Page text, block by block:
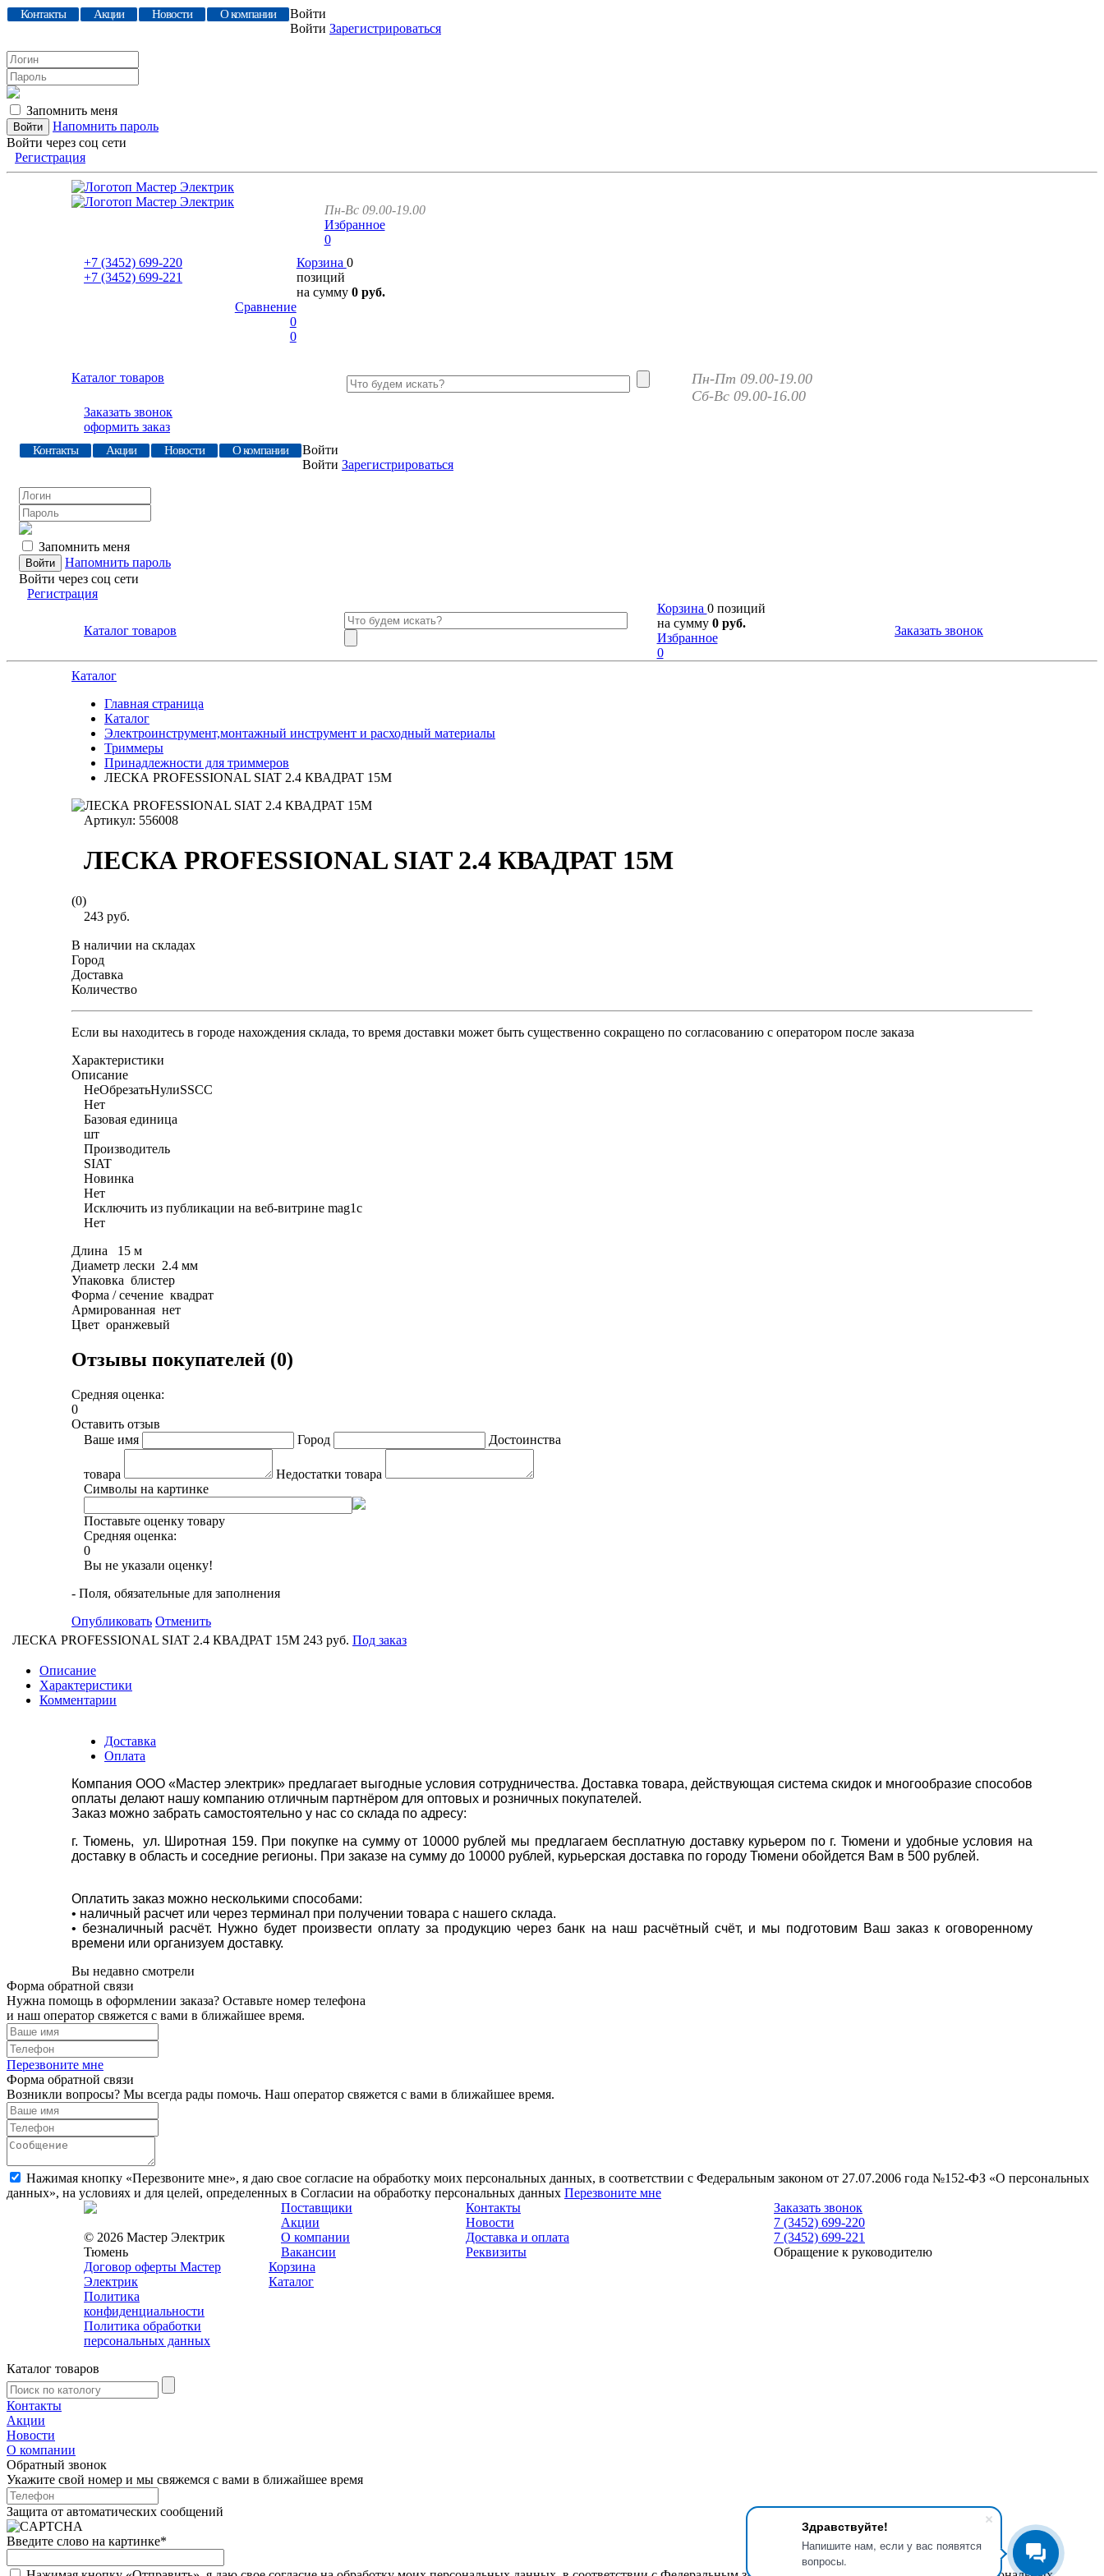
Здравствуйте!
Напишите нам, если у вас появятся
вопросы.
Контакты Акции Новости О компании
Войти
Войти Зарегистрироваться
Запомнить меня
Напомнить пароль
Войти через соц сети
Регистрация
Пн-Вс 09.00-19.00
Избранное
0
+7 (3452) 699-220
+7 (3452) 699-221
Корзина 0
позиций
на сумму 0 руб.
Сравнение
0
0
Каталог товаров
Пн-Пт 09.00-19.00
Сб-Вс 09.00-16.00
Заказать звонок
оформить заказ
Контакты Акции Новости О компании
Войти
Войти Зарегистрироваться
Запомнить меня
Напомнить пароль
Войти через соц сети
Регистрация
Каталог товаров
Корзина 0 позиций
на сумму 0 руб.
Избранное
0
Заказать звонок
Каталог
Главная страница
Каталог
Электроинструмент,монтажный инструмент и расходный материалы
Триммеры
Принадлежности для триммеров
ЛЕСКА PROFESSIONAL SIAT 2.4 КВАДРАТ 15М
Артикул: 556008
ЛЕСКА PROFESSIONAL SIAT 2.4 КВАДРАТ 15М
(0)
243 руб.
В наличии на складах
Город
Доставка
Количество
Если вы находитесь в городе нахождения склада, то время доставки может быть существенно сокращено по согласованию с оператором после заказа
Характеристики
Описание
НеОбрезатьНулиSSCC
Нет
Базовая единица
шт
Производитель
SIAT
Новинка
Нет
Исключить из публикации на веб-витрине mag1c
Нет
Длина 15 м
Диаметр лески 2.4 мм
Упаковка блистер
Форма / сечение квадрат
Армированная нет
Цвет оранжевый
Отзывы покупателей (0)
Средняя оценка:
0
Оставить отзыв
Ваше имя
Город Достоинства
товара
Недостатки товара
Символы на картинке
Поставьте оценку товару
Средняя оценка:
0
Вы не указали оценку!
- Поля, обязательные для заполнения
Опубликовать Отменить
ЛЕСКА PROFESSIONAL SIAT 2.4 КВАДРАТ 15М 243 руб. Под заказ
Описание
Характеристики
Комментарии
Доставка
Оплата
Компания ООО «Мастер электрик» предлагает выгодные условия сотрудничества. Доставка товара, действующая система скидок и многообразие способов
оплаты делают нашу компанию отличным партнёром для оптовых и розничных покупателей.
Заказ можно забрать самостоятельно у нас со склада по адресу:
г. Тюмень, ул. Широтная 159. При покупке на сумму от 10000 рублей мы предлагаем бесплатную доставку курьером по г. Тюмени и удобные условия на
доставку в область и соседние регионы. При заказе на сумму до 10000 рублей, курьерская доставка по городу Тюмени обойдется Вам в 500 рублей.
Оплатить заказ можно несколькими способами:
• наличный расчет или через терминал при получении товара с нашего склада.
• безналичный расчёт. Нужно будет произвести оплату за продукцию через банк на наш расчётный счёт, и мы подготовим Ваш заказ к оговоренному
времени или организуем доставку.
Вы недавно смотрели
Форма обратной связи
Нужна помощь в оформлении заказа? Оставьте номер телефона
и наш оператор свяжется с вами в ближайшее время.
Перезвоните мне
Форма обратной связи
Возникли вопросы? Мы всегда рады помочь. Наш оператор свяжется с вами в ближайшее время.
Нажимая кнопку «Перезвоните мне», я даю свое согласие на обработку моих персональных данных, в соответствии с Федеральным законом от 27.07.2006 года №152-ФЗ «О персональных
данных», на условиях и для целей, определенных в Согласии на обработку персональных данных Перезвоните мне
© 2026 Мастер Электрик
Тюмень
Договор оферты Мастер
Электрик
Политика
конфиденциальности
Политика обработки
персональных данных
Поставщики
Контакты
Акции
Новости
О компании
Доставка и оплата
Вакансии
Реквизиты
Заказать звонок
7 (3452) 699-220
7 (3452) 699-221
Обращение к руководителю
Корзина
Каталог
Каталог товаров
Контакты
Акции
Новости
О компании
Обратный звонок
Укажите свой номер и мы свяжемся с вами в ближайшее время
Защита от автоматических сообщений
Введите слово на картинке*